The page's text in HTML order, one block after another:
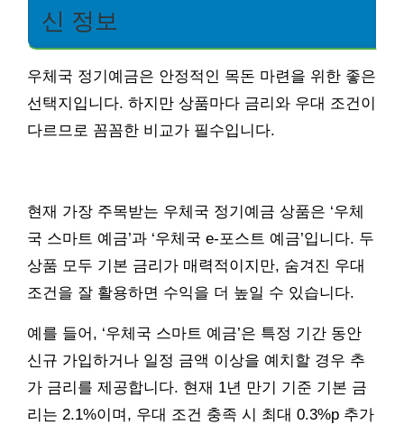
신 정보
우체국 정기예금은 안정적인 목돈 마련을 위한 좋은
선택지입니다. 하지만 상품마다 금리와 우대 조건이
다르므로 꼼꼼한 비교가 필수입니다.
현재 가장 주목받는 우체국 정기예금 상품은 ‘우체
국 스마트 예금’과 ‘우체국 e-포스트 예금’입니다. 두
상품 모두 기본 금리가 매력적이지만, 숨겨진 우대
조건을 잘 활용하면 수익을 더 높일 수 있습니다.
예를 들어, ‘우체국 스마트 예금’은 특정 기간 동안
신규 가입하거나 일정 금액 이상을 예치할 경우 추
가 금리를 제공합니다. 현재 1년 만기 기준 기본 금
리는 2.1%이며, 우대 조건 충족 시 최대 0.3%p 추가